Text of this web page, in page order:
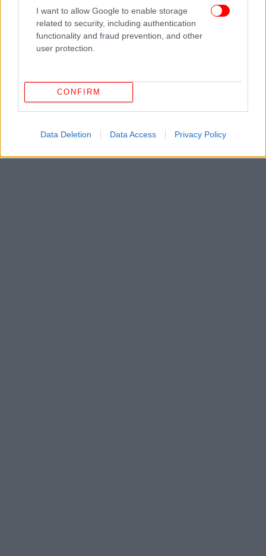
I want to allow Google to enable storage
related to security, including authentication
functionality and fraud prevention, and other
user protection.
CONFIRM
Data Deletion Data Access Privacy Policy
ΔΕΙΤΕ ΕΠΙΣΗΣ